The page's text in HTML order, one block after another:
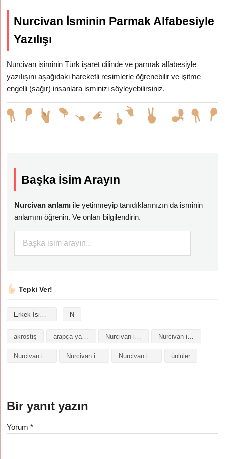
Nurcivan İsminin Parmak Alfabesiyle
Yazılışı
Nurcivan isiminin Türk işaret dilinde ve parmak alfabesiyle
yazılışını aşağıdaki hareketli resimlerle öğrenebilir ve işitme
engelli (sağır) insanlara isminizi söyleyebilirsiniz.
Başka İsim Arayın
Nurcivan anlamı ile yetinmeyip tanıdıklarınızın da isminin
anlamını öğrenin. Ve onları bilgilendirin.
Tepki Ver!
Erkek İsimleri N
akrostiş arapça yazılışı
Nurcivan isminin baş harfleriyle şiir Nurcivan isminin kökeni Nurcivan isminin numerolojisi ünlüler
Bir yanıt yazın
Yorum*